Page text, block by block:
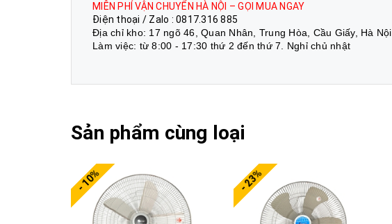
MIỄN PHÍ VẬN CHUYỂN HÀ NỘI – GỌI MUA NGAY
Điện thoại / Zalo : 0817.316 885
Địa chỉ kho: 17 ngõ 46, Quan Nhân, Trung Hòa, Cầu Giấy, Hà Nội
Làm việc: từ 8:00 - 17:30 thứ 2 đến thứ 7. Nghỉ chủ nhật
Sản phẩm cùng loại
- 10% - 23%